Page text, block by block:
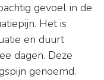
gevoel in de
Het is
en duurt
dagen. Deze
genoemd.